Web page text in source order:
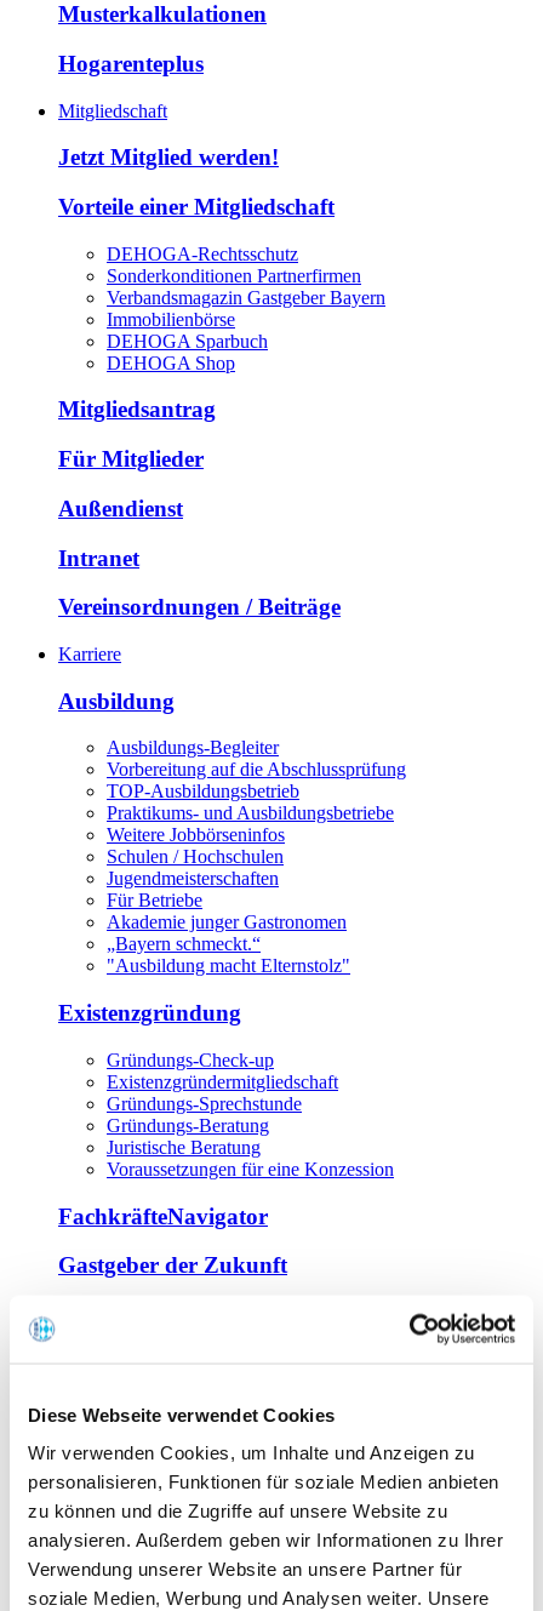
Diese Webseite verwendet Cookies
Wir verwenden Cookies, um Inhalte und Anzeigen zu
personalisieren, Funktionen für soziale Medien anbieten
zu können und die Zugriffe auf unsere Website zu
analysieren. Außerdem geben wir Informationen zu Ihrer
Verwendung unserer Website an unsere Partner für
soziale Medien, Werbung und Analysen weiter. Unsere
Musterkalkulationen
Hogarenteplus
Mitgliedschaft
Jetzt Mitglied werden!
Vorteile einer Mitgliedschaft
DEHOGA-Rechtsschutz
Sonderkonditionen Partnerfirmen
Verbandsmagazin Gastgeber Bayern
Immobilienbörse
DEHOGA Sparbuch
DEHOGA Shop
Mitgliedsantrag
Für Mitglieder
Außendienst
Intranet
Vereinsordnungen / Beiträge
Karriere
Ausbildung
Ausbildungs-Begleiter
Vorbereitung auf die Abschlussprüfung
TOP-Ausbildungsbetrieb
Praktikums- und Ausbildungsbetriebe
Weitere Jobbörseninfos
Schulen / Hochschulen
Jugendmeisterschaften
Für Betriebe
Akademie junger Gastronomen
„Bayern schmeckt.“
"Ausbildung macht Elternstolz"
Existenzgründung
Gründungs-Check-up
Existenzgründermitgliedschaft
Gründungs-Sprechstunde
Gründungs-Beratung
Juristische Beratung
Voraussetzungen für eine Konzession
FachkräfteNavigator
Gastgeber der Zukunft
Offene Seminare
Tagen im Palais
Wirte-und Unternehmerbrief
Lernplattform BOUNTI
Partner
Branchennahe Organisationen